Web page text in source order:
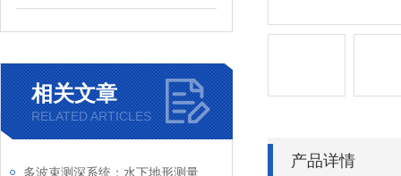
相关文章
RELATED ARTICLES
产品详情